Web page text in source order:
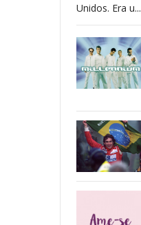
Unidos. Era u...